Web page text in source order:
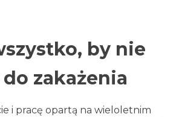
by nie
zakażenia
i pracę opartą na wieloletnim